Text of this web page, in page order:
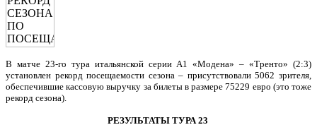
В матче 23-го тура итальянской серии А1 «Модена» – «Тренто» (2:3)
установлен рекорд посещаемости сезона – присутствовали 5062 зрителя,
обеспечившие кассовую выручку за билеты в размере 75229 евро (это тоже
рекорд сезона).
РЕЗУЛЬТАТЫ ТУРА 23